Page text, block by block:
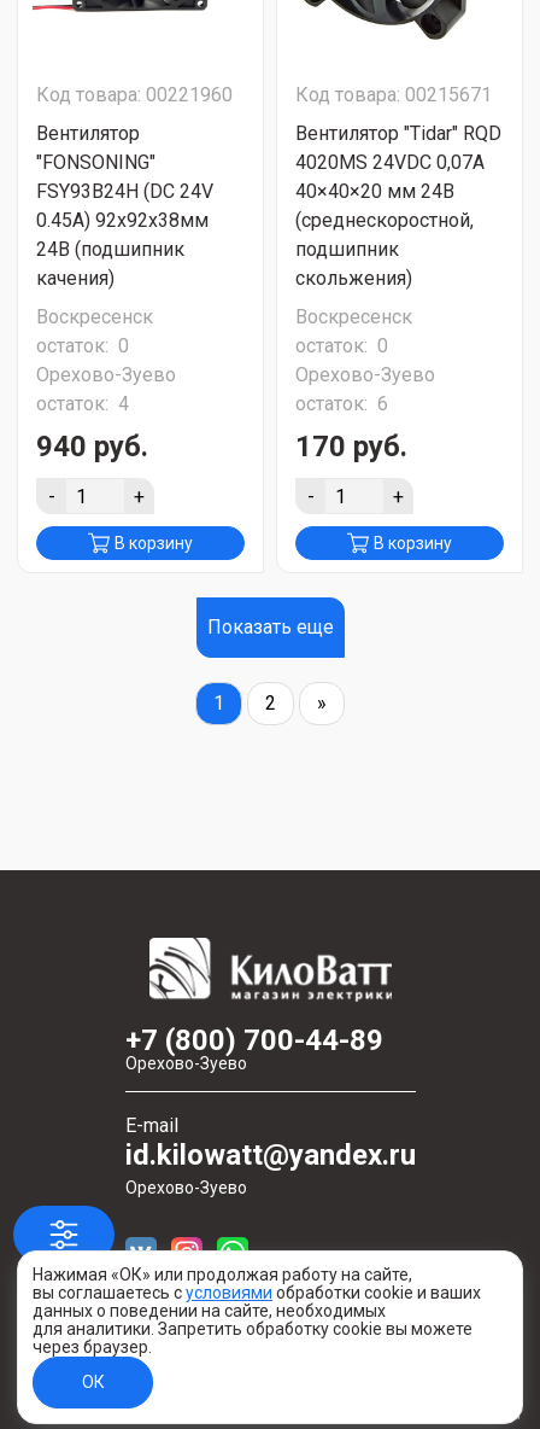
Код товара: 00221960
Вентилятор
"FONSONING"
FSY93B24H (DC 24V
0.45A) 92х92х38мм
24В (подшипник
качения)
Воскресенск
остаток: 0
Орехово-Зуево
остаток: 4
940 руб.
- +
В корзину
Код товара: 00215671
Вентилятор "Tidar" RQD
4020MS 24VDC 0,07А
40×40×20 мм 24В
(среднескоростной,
подшипник
скольжения)
Воскресенск
остаток: 0
Орехово-Зуево
остаток: 6
170 руб.
- +
В корзину
Показать еще
1 2 »
+7 (800) 700-44-89
Орехово-Зуево
E-mail
id.kilowatt@yandex.ru
Орехово-Зуево
© 2020—2026 Киловатт
Нажимая «ОК» или продолжая работу на сайте,
вы соглашаетесь сусловиями обработки cookie и ваших
данных о поведении на сайте, необходимых
для аналитики. Запретить обработку cookie вы можете
через браузер.
ОК